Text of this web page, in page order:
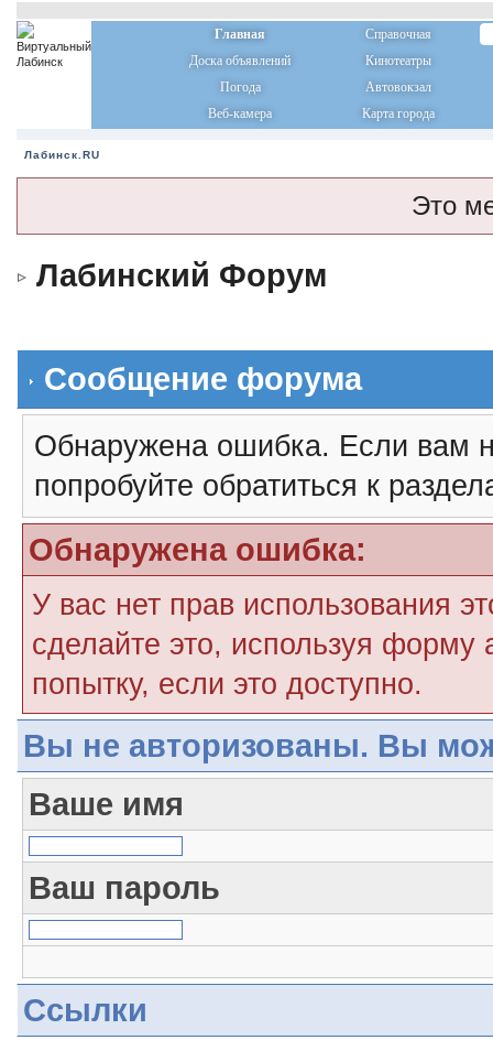
Главная
Справочная
Доска объявлений
Кинотеатры
Погода
Автовокзал
Веб-камера
Карта города
Лабинск.RU
Это
Лабинский Форум
Сообщение форума
Обнаружена ошибка. Если вам
попробуйте обратиться к
Обнаружена ошибка:
У вас нет прав использования
сделайте это, используя форму
попытку, если это доступно.
Вы не авторизованы. Вы
Ваше имя
Ваш пароль
Ссылки